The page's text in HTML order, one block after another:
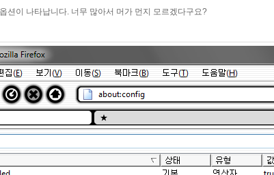
션이 나타납니다. 너무 많아서 머가 먼지 모르겠다구요?